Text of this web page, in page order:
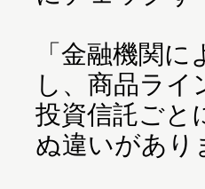
「金融機関
し、商品ラ
投資信託ごと
ぬ違いがあり